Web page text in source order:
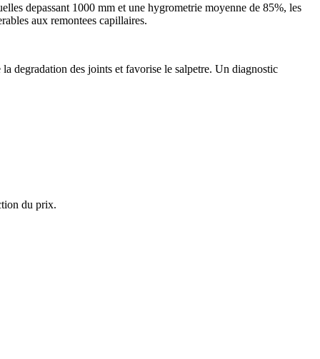
depassant 1000 mm et une hygrometrie moyenne de 85%, les
aux remontees capillaires.
degradation des joints et favorise le salpetre. Un diagnostic
du prix.